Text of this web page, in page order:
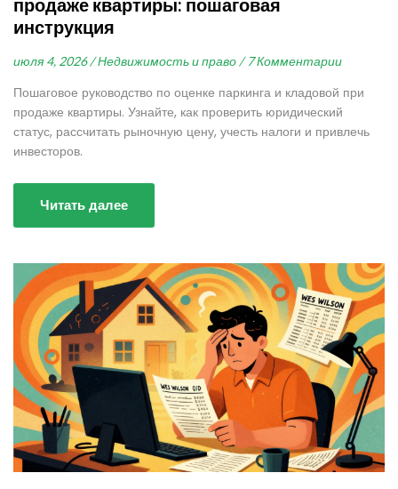
продаже квартиры: пошаговая
инструкция
июля 4, 2026 / Недвижимость и право / 7 Комментарии
Пошаговое руководство по оценке паркинга и кладовой при
продаже квартиры. Узнайте, как проверить юридический
статус, рассчитать рыночную цену, учесть налоги и привлечь
инвесторов.
Читать далее